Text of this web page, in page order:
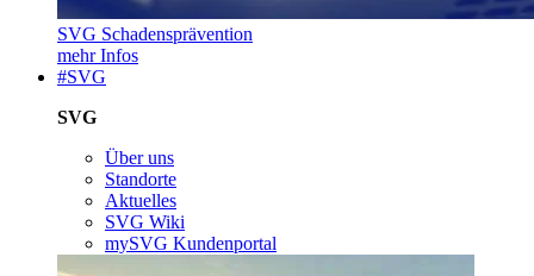
SVG Schadensprävention
mehr Infos
#SVG
SVG
Über uns
Standorte
Aktuelles
SVG Wiki
mySVG Kundenportal